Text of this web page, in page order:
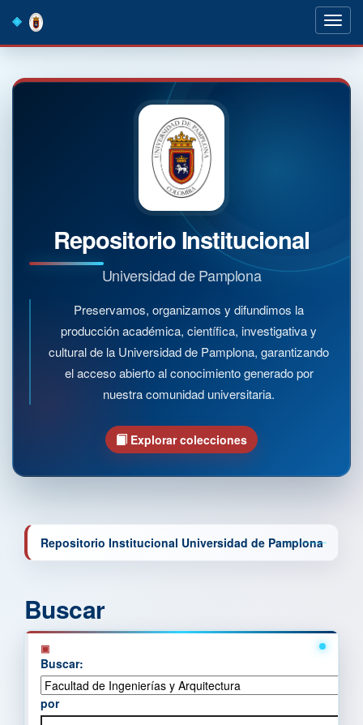
navigation
Repositorio Institucional
Universidad de Pamplona
Preservamos, organizamos y difundimos la
producción académica, científica, investigativa y
cultural de la Universidad de Pamplona, garantizando
el acceso abierto al conocimiento generado por
nuestra comunidad universitaria.
Explorar colecciones
Repositorio Institucional Universidad de Pamplona
Buscar
Buscar:
por